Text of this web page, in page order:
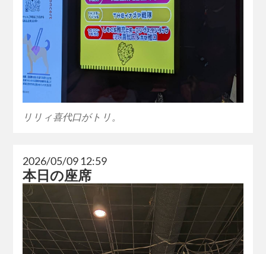
リリィ喜代口がトリ。
2026/05/09 12:59
本日の座席